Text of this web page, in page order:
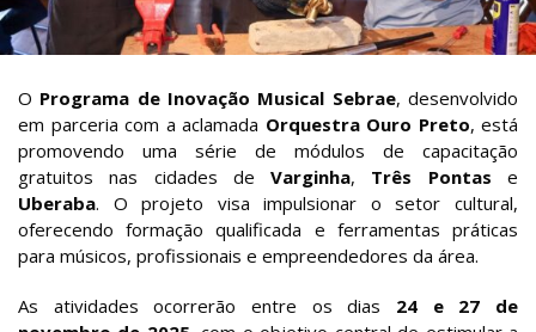
O Programa de Inovação Musical Sebrae, desenvolvido
em parceria com a aclamada Orquestra Ouro Preto, está
promovendo uma série de módulos de capacitação
gratuitos nas cidades deVarginha, Três Pontas e
Uberaba. O projeto visa impulsionar o setor cultural,
oferecendo formação qualificada e ferramentas práticas
para músicos, profissionais e empreendedores da área.
As atividades ocorrerão entre os dias 24 e 27 de